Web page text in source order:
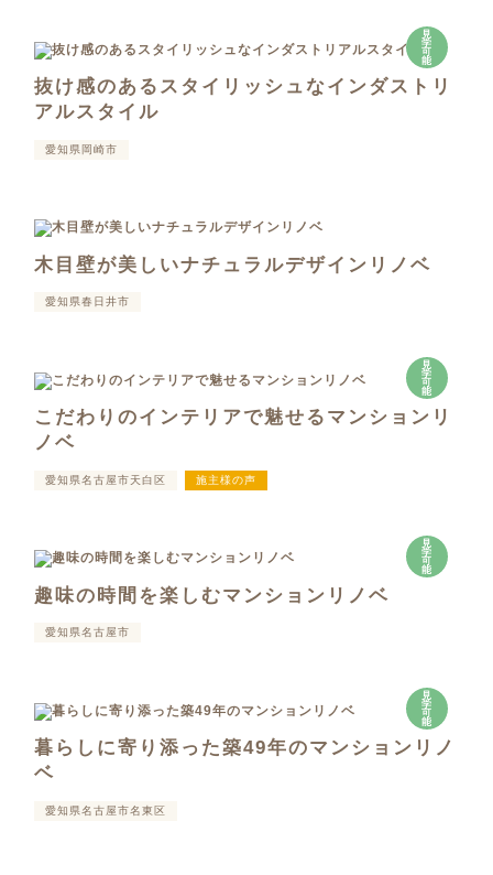
見
学
可
能
抜け感のあるスタイリッシュなインダストリ
アルスタイル
愛知県岡崎市
木目壁が美しいナチュラルデザインリノベ
愛知県春日井市
見
学
可
能
こだわりのインテリアで魅せるマンションリ
ノベ
愛知県名古屋市天白区 施主様の声
見
学
可
能
趣味の時間を楽しむマンションリノベ
愛知県名古屋市
見
学
可
能
暮らしに寄り添った築49年のマンションリノ
ベ
愛知県名古屋市名東区